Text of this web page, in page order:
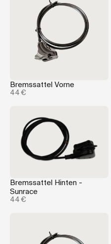
Bremssattel Vorne
44 €
Bremssattel Hinten -
Sunrace
44 €